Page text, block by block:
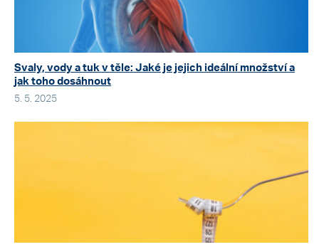
Svaly, vody a tuk v těle: Jaké je jejich ideální množství a
jak toho dosáhnout
5. 5. 2025